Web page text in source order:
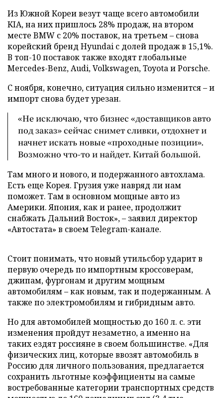
Из Южной Кореи везут чаще всего автомобили
KIA, на них пришлось 28% продаж, на втором
месте BMW с 20% поставок, на третьем – снова
корейский бренд Hyundai с долей продаж в 15,1%.
В топ-10 поставок также входят глобальные
Mercedes-Benz, Audi, Volkswagen, Toyota и Porsche.
С ноября, конечно, ситуация сильно изменится – и
импорт снова будет урезан.
«Не исключаю, что бизнес «доставщиков авто
под заказ» сейчас снимет сливки, отдохнет и
начнет искать новые «проходные позиции».
Возможно что-то и найдет. Китай большой.
Там много и нового, и подержанного автохлама.
Есть еще Корея. Грузия уже навряд ли нам
поможет. Там в основном мощные авто из
Америки. Япония, как и ранее, продолжит
снабжать Дальний Восток», – заявил директор
«Автостата» в своем Telegram-канале.
Стоит понимать, что новый утильсбор ударит в
первую очередь по импортным кроссоверам,
джипам, фургонам и другим мощным
автомобилям – как новым, так и подержанным. А
также по электромобилям и гибридным авто.
Но для автомобилей мощностью до 160 л. с. эти
изменения пройдут незаметно, а именно на
таких ездят россияне в своем большинстве. «Для
физических лиц, которые ввозят автомобиль в
Россию для личного пользования, предлагается
сохранить льготные коэффициенты на самые
востребованные категории транспортных средств